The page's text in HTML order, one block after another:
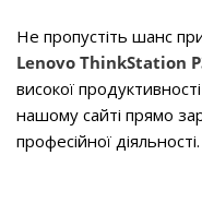
Не пропустіть шанс
Lenovo ThinkStation
високої
нашому сайті прямо
професійної діяльності.